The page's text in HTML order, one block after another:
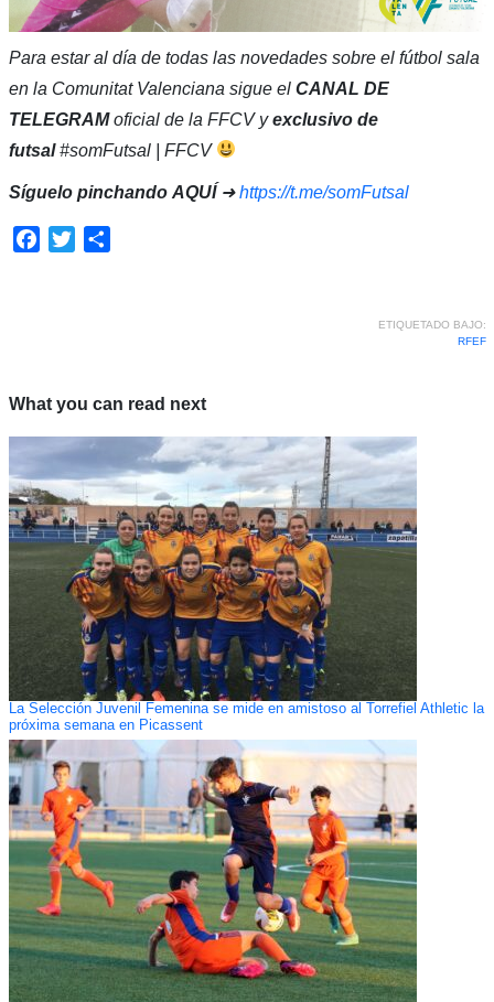
Para estar al día de todas las novedades sobre el fútbol sala
en la Comunitat Valenciana sigue el CANAL DE
TELEGRAMoficial de la FFCV yexclusivo de
futsal#somFutsal | FFCV
Síguelo pinchando AQUÍ➜https://t.me/somFutsal
Facebook
Twitter
ETIQUETADO BAJO:
RFEF
What you can read next
La Selección Juvenil Femenina se mide en amistoso al Torrefiel Athletic la
próxima semana en Picassent